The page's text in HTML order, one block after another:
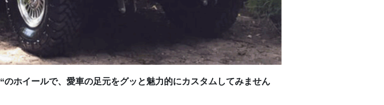
‘‘のホイールで、愛車の足元をグッと魅力的にカスタムしてみません